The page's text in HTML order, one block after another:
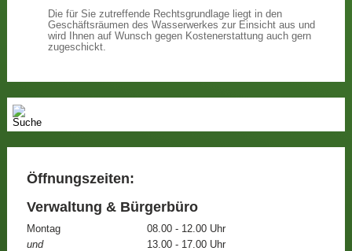
Die für Sie zutreffende Rechtsgrundlage liegt in den
Geschäftsräumen des Wasserwerkes zur Einsicht aus und
wird Ihnen auf Wunsch gegen Kostenerstattung auch gern
zugeschickt.
Öffnungszeiten:
Verwaltung & Bürgerbüro
Montag
08.00 - 12.00 Uhr
und
13.00 - 17.00 Uhr